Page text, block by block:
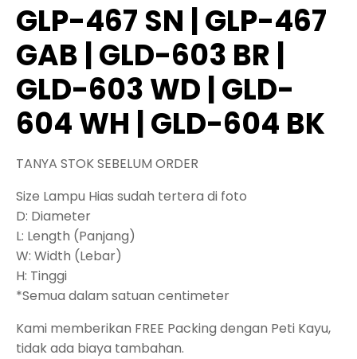
GLP-467 SN | GLP-467
GAB | GLD-603 BR |
GLD-603 WD | GLD-
604 WH | GLD-604 BK
TANYA STOK SEBELUM ORDER
Size Lampu Hias sudah tertera di foto
D: Diameter
L: Length (Panjang)
W: Width (Lebar)
H: Tinggi
*Semua dalam satuan centimeter
Kami memberikan FREE Packing dengan Peti Kayu,
tidak ada biaya tambahan.